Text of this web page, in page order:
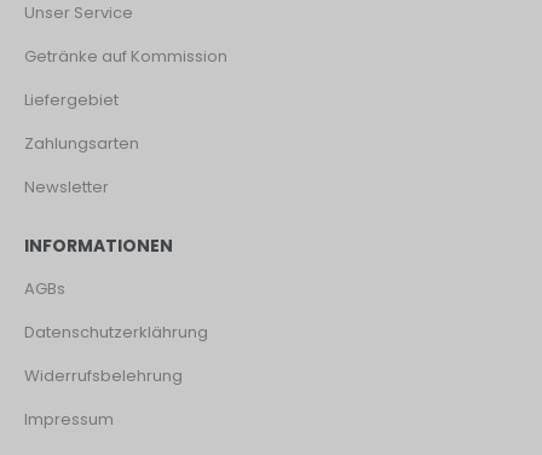
Unser Service
Getränke auf Kommission
Liefergebiet
Zahlungsarten
Newsletter
INFORMATIONEN
AGBs
Datenschutzerklährung
Widerrufsbelehrung
Impressum